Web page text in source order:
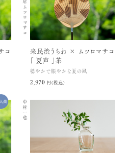
コ
ムツロマサコ
来民渋うちわ × ムツロマサコ
「 夏声 」茶
穏やかで賑やかな夏の風
2,970円(税込)
中村一也